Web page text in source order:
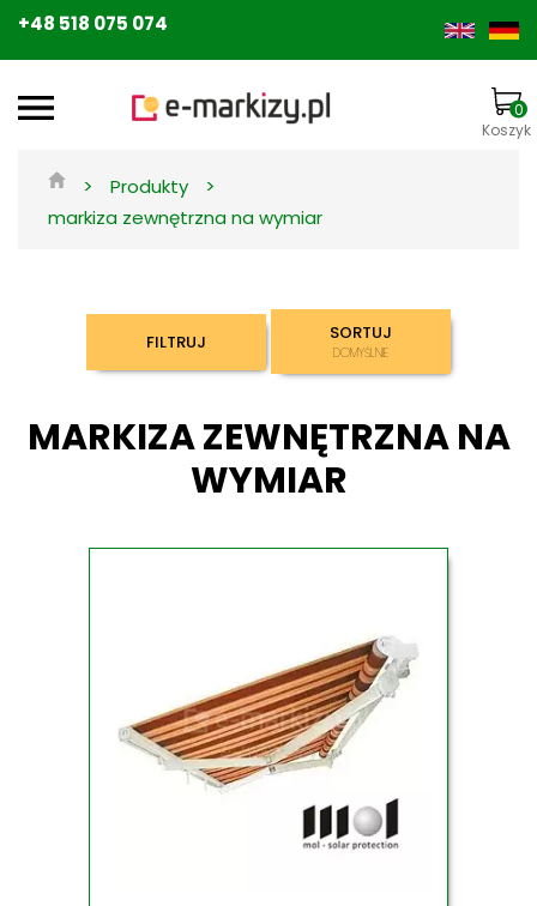
+48 518 075 074
0
Koszyk
> Produkty >
markiza zewnętrzna na wymiar
FILTRUJ SORTUJ
DOMYŚLNIE
MARKIZA ZEWNĘTRZNA NA
WYMIAR